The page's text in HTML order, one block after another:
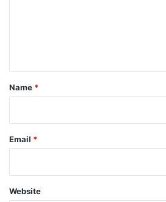
*
Name *
Email *
Website